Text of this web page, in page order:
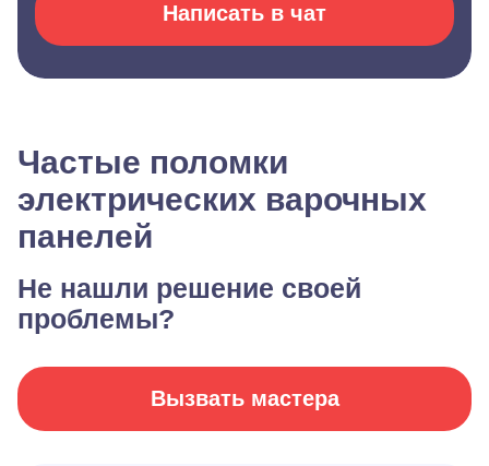
Написать в чат
Частые поломки
электрических варочных
панелей
Не нашли решение своей
проблемы?
Вызвать мастера